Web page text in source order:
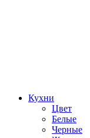
Кухни
Цвет
Белые
Черные